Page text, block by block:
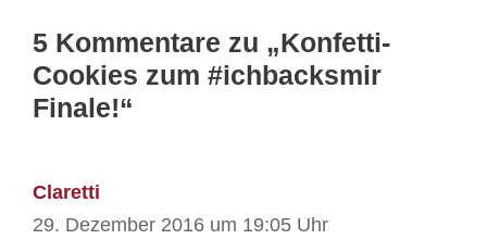
5 Kommentare zu „Konfetti-
Cookies zum #ichbacksmir
Finale!“
Claretti
29. Dezember 2016 um 19:05 Uhr